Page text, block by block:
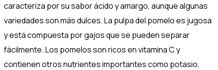
caracteriza por su sabor ácido y amargo, aunque algunas
variedades son más dulces. La pulpa del pomelo es jugosa
y está compuesta por gajos que se pueden separar
fácilmente. Los pomelos son ricos en vitamina C y
contienen otros nutrientes importantes como potasio,